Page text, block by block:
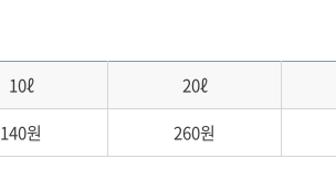
10ℓ 20ℓ
140원 260원